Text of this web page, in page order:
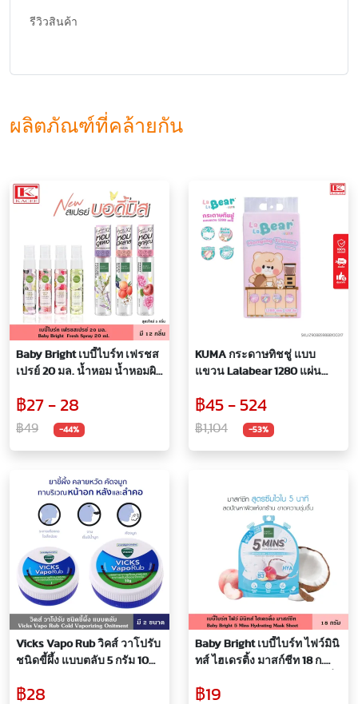
รีวิวสินค้า
ผลิตภัณฑ์ที่คล้ายกัน
Baby Bright เบบี้ไบร์ท เฟรชส
เปรย์ 20 มล. น้ำหอม น้ำหอมผิว
กลิ่นกายหอมสดชื่น สกัดจาก
ผลไม้หรือดอกไม้ธรรมชาติ
฿27 - 28
฿49 -44%
KUMA กระดาษทิชชู่ แบบ
แขวน Lalabear 1280 แผ่น
หนานุ่ม 4 ชั้น 320 ดึง (แพ็ค 1, 2,
4, 8, 12ชิ้น)
฿45 - 524
฿1,104 -53%
Vicks Vapo Rub วิคส์ วาโปรับ
ชนิดขี้ผึ้ง แบบตลับ 5 กรัม 10
คัดจมูก หายใจไม่สะดวก ลด
฿28
Baby Bright เบบี้ไบร์ท ไฟว์มินิ
ทส์ ไฮเดรติ้ง มาสก์ชีท 18 ก.
น้ำ ที่มาส์กหน้า แผ่นหน้า บำรุง
฿19